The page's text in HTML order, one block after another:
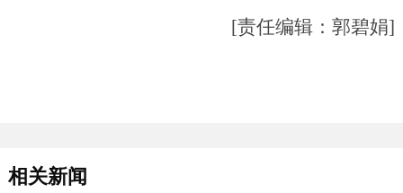
[责任编辑：郭碧娟]
相关新闻